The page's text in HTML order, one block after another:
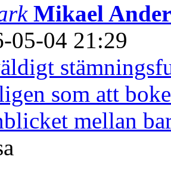
Mikael
05-04 21:29
som att
mellan